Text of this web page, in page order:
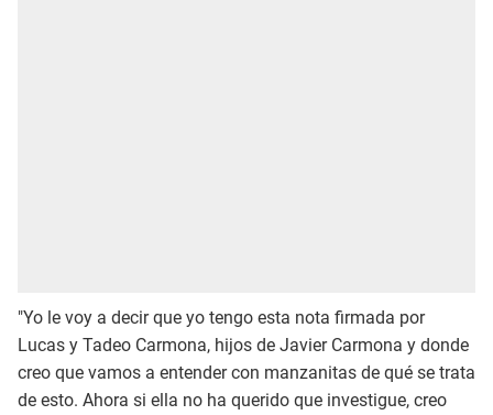
"Yo le voy a decir que yo tengo esta nota firmada por
Lucas y Tadeo Carmona, hijos de Javier Carmona y donde
creo que vamos a entender con manzanitas de qué se trata
de esto. Ahora si ella no ha querido que investigue, creo